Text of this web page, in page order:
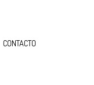
CONTACTO